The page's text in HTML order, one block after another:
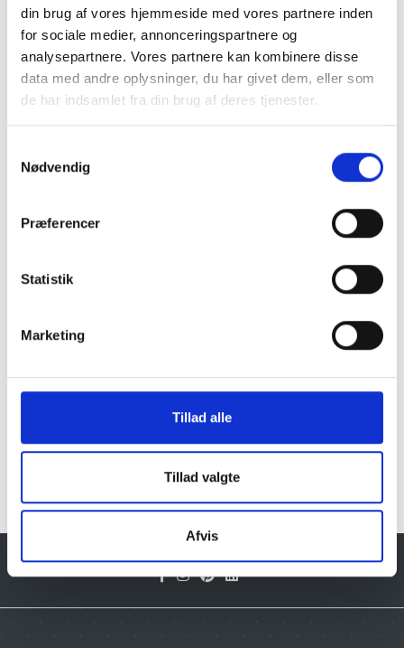
din brug af vores hjemmeside med vores partnere inden
for sociale medier, annonceringspartnere og
analysepartnere. Vores partnere kan kombinere disse
data med andre oplysninger, du har givet dem, eller som
de har indsamlet fra din brug af deres tjenester.
Nødvendig
Præferencer
Statistik
Marketing
Tillad alle
Tillad valgte
Afvis
Taburet:
Højde: ca. 40 cm
Diameter: ca. 30 cm
Granit er et naturmateriale, og variationer i farve og
Klik her for Havemøbler oversigt